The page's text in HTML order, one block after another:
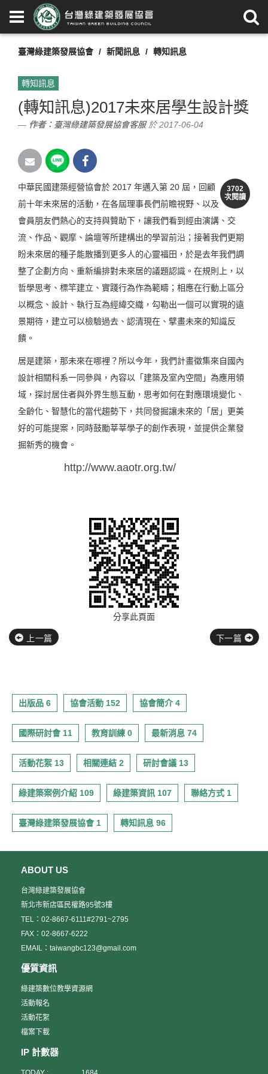
臺灣綠建築發展協會 新聞訊息 轉知訊息
轉知訊息
(轉知訊息)2017未來居學生設計獎
作者： 臺灣綠建築發展協會客服於 2017-06-04
3702
次閱讀
中華民國建築經營協會於 2017 年邁入第 20 屆，回顧
前十年未來居的活動，在各屆理事長們前瞻視野、以及
會員朋友們熱心的支持與贊助下，讓我們看到經由演講、交
流、作品、觀摩、論壇等所建構出的學習前沿；接著我們更期
盼未來居的種子能散播到更多人的心靈福田，於是去年我們調
整了企劃方向、重新編排對未來居的議題認識。在規則上，以
哲學思考、標竿建立、實踐行為作為範疇；相應在行動上區分
以概念、設計、執行互為經緯交織，勾勒出一個可以實現的遠
景期待，建立可以檢驗過去、認清現在、擘畫未來的知識反
饋。
居是建築，那未來在哪裡？所以今年，我們計畫徵集來自國內
設計相關科系一同參與，內容以「建築及室內空間」為應用領
域，探討居住者與外界生態互動，思考如何在對應環境變化、
全齡化、智慧化的當代趨勢下，共同發掘讓未來的「居」更美
好的可能提案，同時鼓勵莘莘學子的創作表現，並提供企業發
掘新秀的機會。
http://www.aaotr.org.tw/
分享此頁面
上一篇 下一篇
出版品 6 協會活動 152 協會簡介 4
國際研討會 11 教育訓練 0 最新消息 74
活動花絮 13 相關連結 2 研討會議 13
綠建築案例介紹 109 綠建築資訊 107 聯絡方式 1
臺灣綠建築發展協會 1 轉知訊息 96
ABOUT US
台灣綠建築發展協會
新北市新店區民權路95號3樓
TEL：02-8667-6111#2791~2795
FAX：02-8667-6222
EMAIL：taiwangbc123@gmail.com
優質資訊
綠建築數位教學資源網
活動報名
活動花絮
檔案下載
IP 計數器